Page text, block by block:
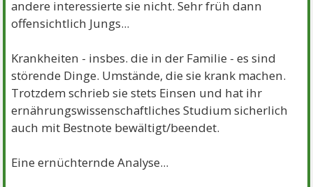
andere interessierte sie nicht. Sehr früh dann
offensichtlich Jungs...
Krankheiten - insbes. die in der Familie - es sind
störende Dinge. Umstände, die sie krank machen.
Trotzdem schrieb sie stets Einsen und hat ihr
ernährungswissenschaftliches Studium sicherlich
auch mit Bestnote bewältigt/beendet.
Eine ernüchternde Analyse...